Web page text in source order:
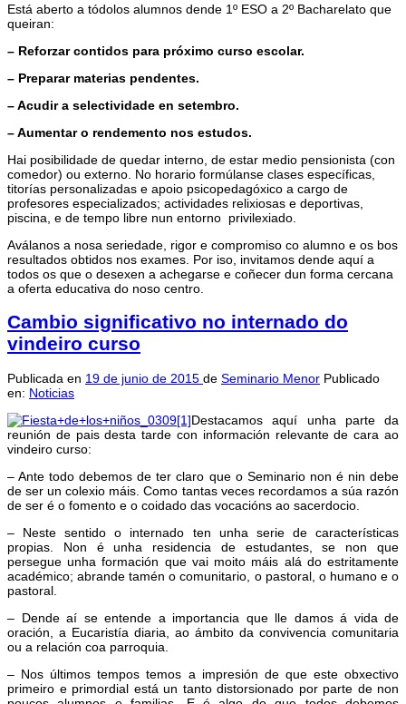
Está aberto a tódolos alumnos dende 1º ESO a 2º Bacharelato que
queiran:
– Reforzar contidos para próximo curso escolar.
– Preparar materias pendentes.
– Acudir a selectividade en setembro.
– Aumentar o rendemento nos estudos.
Hai posibilidade de quedar interno, de estar medio pensionista (con
comedor) ou externo. No horario formúlanse clases específicas,
titorías personalizadas e apoio psicopedagóxico a cargo de
profesores especializados; actividades relixiosas e deportivas,
piscina, e de tempo libre nun entorno privilexiado.
Aválanos a nosa seriedade, rigor e compromiso co alumno e os bos
resultados obtidos nos exames. Por iso, invitamos dende aquí a
todos os que o desexen a achegarse e coñecer dun forma cercana
a oferta educativa do noso centro.
Cambio significativo no internado do
vindeiro curso
Publicada en 19 de junio de 2015 de Seminario Menor Publicado
en: Noticias
Destacamos aquí unha parte da
reunión de pais desta tarde con información relevante de cara ao
vindeiro curso:
– Ante todo debemos de ter claro que o Seminario non é nin debe
de ser un colexio máis. Como tantas veces recordamos a súa razón
de ser é o fomento e o coidado das vocacións ao sacerdocio.
– Neste sentido o internado ten unha serie de características
propias. Non é unha residencia de estudantes, se non que
persegue unha formación que vai moito máis alá do estritamente
académico; abrande tamén o comunitario, o pastoral, o humano e o
pastoral.
– Dende aí se entende a importancia que lle damos á vida de
oración, a Eucaristía diaria, ao ámbito da convivencia comunitaria
ou a relación coa parroquia.
– Nos últimos tempos temos a impresión de que este obxectivo
primeiro e primordial está un tanto distorsionado por parte de non